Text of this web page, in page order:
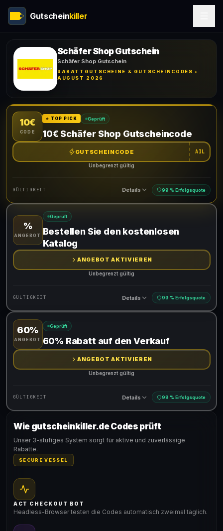
Gutscheinkiller
Schäfer Shop Gutschein
Schäfer Shop Gutschein
RABATTGUTSCHEINE & GUTSCHEINCODES •
AUGUST 2026
10€
CODE
⭐ TOP PICK Geprüft
10€ Schäfer Shop Gutscheincode
GUTSCHEINCODE AIL
Unbegrenzt gültig
GÜLTIGKEIT Details 99 % Erfolgsquote
Gültig für teilnehmende Produkte
Gib den Code an der Kasse ein, um den Rabatt zu erhalten
%
ANGEBOT
Geprüft
Bestellen Sie den kostenlosen
Katalog
ANGEBOT AKTIVIEREN
Unbegrenzt gültig
GÜLTIGKEIT Details 99 % Erfolgsquote
Gültig für teilnehmende Produkte
60%
ANGEBOT
Geprüft
60% Rabatt auf den Verkauf
ANGEBOT AKTIVIEREN
Unbegrenzt gültig
GÜLTIGKEIT Details 99 % Erfolgsquote
Gültig für teilnehmende Produkte
Wie gutscheinkiller.de Codes prüft
Unser 3-stufiges System sorgt für aktive und zuverlässige
Rabatte.
SECURE VESSEL
ACT CHECKOUT BOT
Headless-Browser testen die Codes automatisch zweimal täglich.